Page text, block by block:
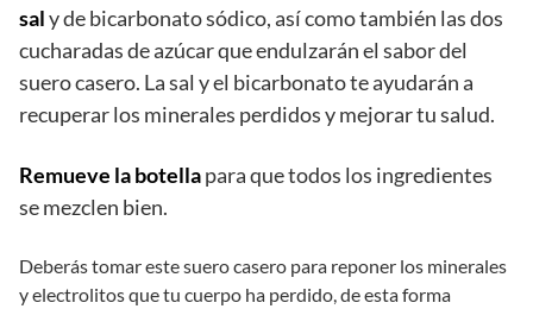
saly de bicarbonato sódico, así como también las dos
cucharadas de azúcar que endulzarán el sabor del
suero casero. La sal y el bicarbonato te ayudarán a
recuperar los minerales perdidos y mejorar tu salud.
Remueve la botellapara que todos los ingredientes
se mezclen bien.
Deberás tomar este suero casero para reponer los minerales
y electrolitos que tu cuerpo ha perdido, de esta forma